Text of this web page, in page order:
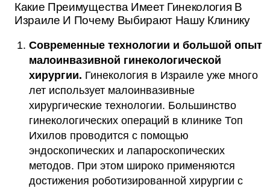
Какие Преимущества Имеет Гинекология В
Израиле И Почему Выбирают Нашу Клинику
Современные технологии и большой опыт
малоинвазивной гинекологической
хирургии. Гинекология в Израиле уже много
лет использует малоинвазивные
хирургические технологии. Большинство
гинекологических операций в клинике Топ
Ихилов проводится с помощью
эндоскопических и лапароскопических
методов. При этом широко применяются
достижения роботизированной хирургии с